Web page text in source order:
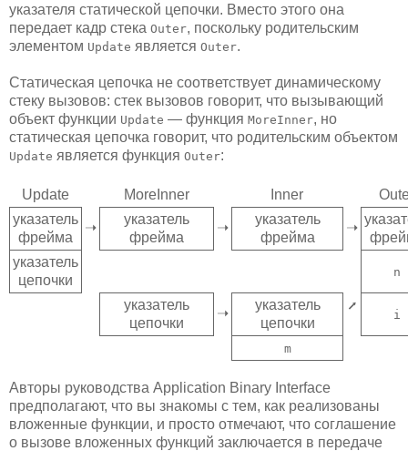
указателя статической цепочки. Вместо этого она
передает кадр стека Outer, поскольку родительским
элементом Update является Outer.
Статическая цепочка не соответствует динамическому
стеку вызовов: стек вызовов говорит, что вызывающий
объект функции Update — функция MoreInner, но
статическая цепочка говорит, что родительским объектом
Update является функция Outer:
Update MoreInner Inner
указатель
фрейма
➝
указатель
фрейма
➝
указатель
фрейма
➝
указатель
цепочки
n
указатель
цепочки
➝
указатель
цепочки
⭧
i
m
Авторы руководства Application Binary Interface
предполагают, что вы знакомы с тем, как реализованы
вложенные функции, и просто отмечают, что соглашение
о вызове вложенных функций заключается в передаче